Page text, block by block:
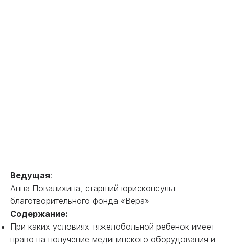
Ведущая:
Анна Повалихина, старший юрисконсульт
благотворительного фонда «Вера»
Содержание:
При каких условиях тяжелобольной ребенок имеет
право на получение медицинского оборудования и